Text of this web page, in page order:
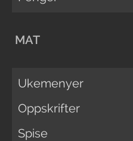
MAT
Ukemenyer
Oppskrifter
Spise